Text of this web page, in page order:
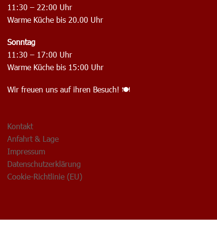
11:30 – 22:00 Uhr
Warme Küche bis 20.00 Uhr
Sonntag
11:30 – 17:00 Uhr
Warme Küche bis 15:00 Uhr
Wir freuen uns auf ihren Besuch! 🍽️
Kontakt
Anfahrt & Lage
Impressum
Datenschutzerklärung
Cookie-Richtlinie (EU)